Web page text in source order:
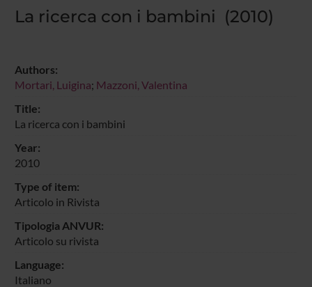
La ricerca con i bambini (2010)
Authors:
Mortari, Luigina; Mazzoni, Valentina
Title:
La ricerca con i bambini
Year:
2010
Type of item:
Articolo in Rivista
Tipologia ANVUR:
Articolo su rivista
Language:
Italiano